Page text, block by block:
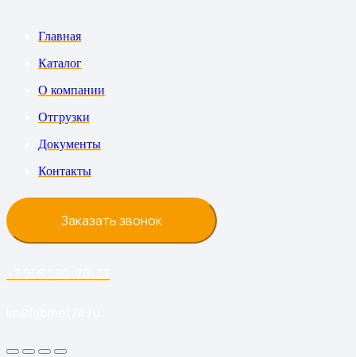
Главная
Каталог
О компании
Отгрузки
Документы
Контакты
Заказать звонок